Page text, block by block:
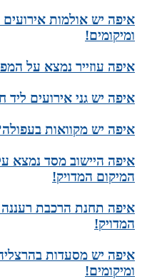
איפה יש אולמות
ומיקומים!
איפה עוזייר נמצא על
איפה יש גני אירועים
איפה יש מקוואות
איפה היישוב מסד נמצא
המיקום המדויק!
איפה תחנת הרכבת
המדויק!
איפה יש מסעדות
ומיקומים!